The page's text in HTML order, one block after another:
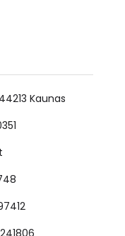
Kaunas